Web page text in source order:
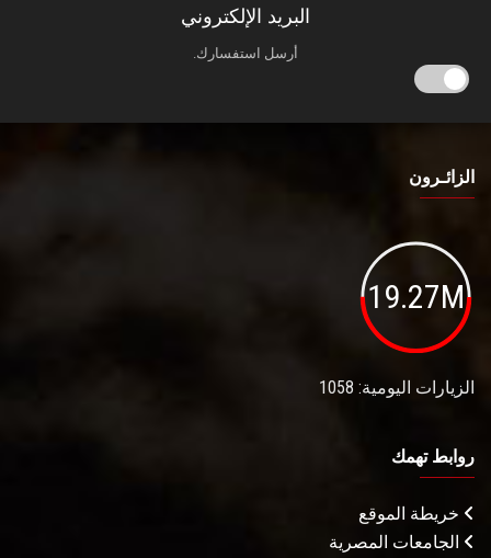
البريد الإلكتروني
أرسل استفسارك.
الزائـرون
19.27M
الزيارات اليومية: 1058
روابط تهمك
خريطة الموقع
الجامعات المصرية